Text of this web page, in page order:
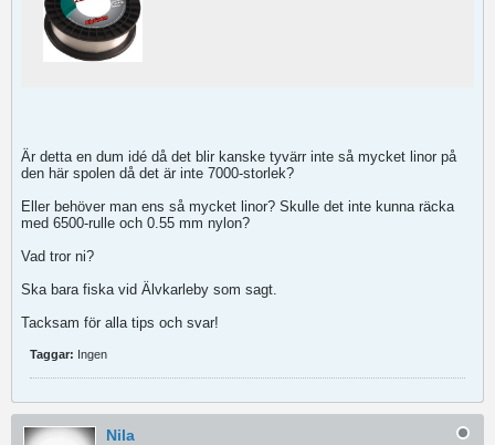
Är detta en dum idé då det blir kanske tyvärr inte så mycket linor på
den här spolen då det är inte 7000-storlek?
Eller behöver man ens så mycket linor? Skulle det inte kunna räcka
med 6500-rulle och 0.55 mm nylon?
Vad tror ni?
Ska bara fiska vid Älvkarleby som sagt.
Tacksam för alla tips och svar!
Taggar: Ingen
Nila